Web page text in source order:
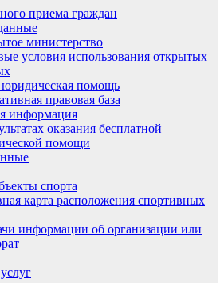
приема граждан
министерство
условия использования открытых
юридическая помощь
правовая база
информация
оказания бесплатной
помощи
спорта
карта расположения спортивных
информации об организации или